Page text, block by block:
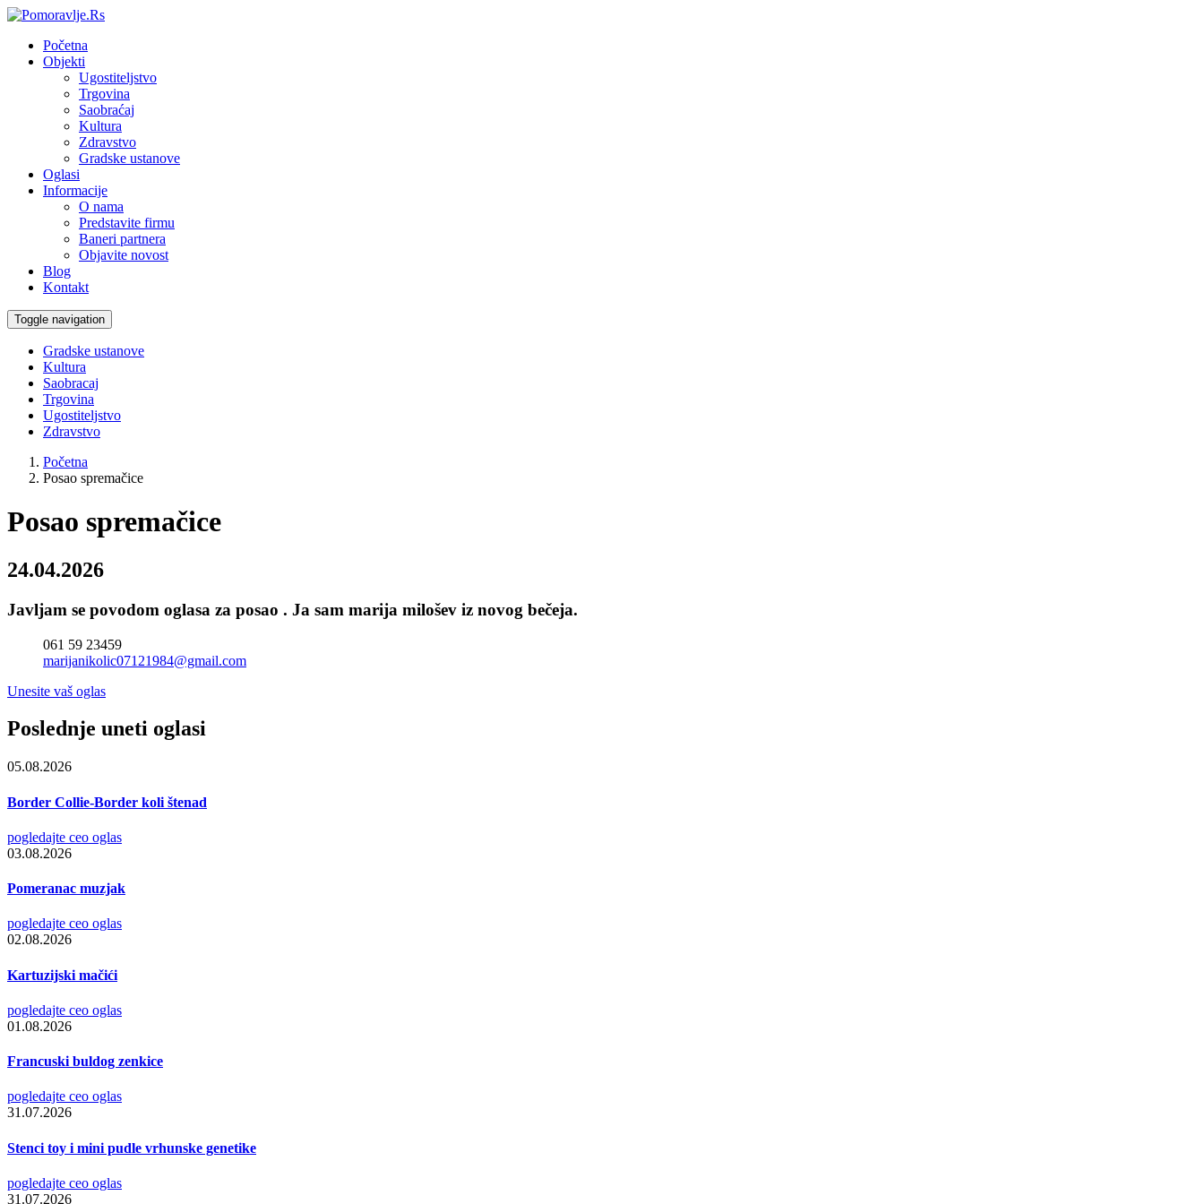
Početna
Objekti
Ugostiteljstvo
Trgovina
Saobraćaj
Kultura
Zdravstvo
Gradske ustanove
Oglasi
Informacije
O nama
Predstavite firmu
Baneri partnera
Objavite novost
Blog
Kontakt
Toggle navigation
Gradske ustanove
Kultura
Saobracaj
Trgovina
Ugostiteljstvo
Zdravstvo
Početna
Posao spremačice
Posao spremačice
24.04.2026
Javljam se povodom oglasa za posao . Ja sam marija milošev iz novog bečeja.
061 59 23459
marijanikolic07121984@gmail.com
Unesite vaš oglas
Poslednje uneti oglasi
05.08.2026
Border Collie-Border koli štenad
pogledajte ceo oglas
03.08.2026
Pomeranac muzjak
pogledajte ceo oglas
02.08.2026
Kartuzijski mačići
pogledajte ceo oglas
01.08.2026
Francuski buldog zenkice
pogledajte ceo oglas
31.07.2026
Stenci toy i mini pudle vrhunske genetike
pogledajte ceo oglas
31.07.2026